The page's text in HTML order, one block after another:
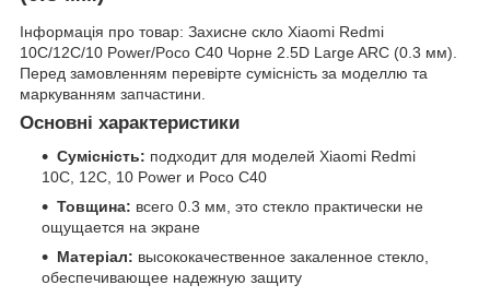
Інформація про товар: Захисне скло Xiaomi Redmi
10C/12C/10 Power/Poco C40 Чорне 2.5D Large ARC (0.3 мм).
Перед замовленням перевірте сумісність за моделлю та
маркуванням запчастини.
Основні характеристики
Сумісність: подходит для моделей Xiaomi Redmi
10C, 12C, 10 Power и Poco C40
Товщина: всего 0.3 мм, это стекло практически не
ощущается на экране
Матеріал: высококачественное закаленное стекло,
обеспечивающее надежную защиту